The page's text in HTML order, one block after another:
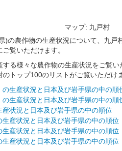
マップ: 九戸村
)の農作物の生産状況について、九戸
覧いただけます。
る様々な農作物の生産状況をご覧
トップ100のリストがご覧いただけ
生産状況と日本及び岩手県の中の順
生産状況と日本及び岩手県の中の順
状況と日本及び岩手県の中の順位
産状況と日本及び岩手県の中の順位
産状況と日本及び岩手県の中の順位
産状況と日本及び岩手県の中の順位